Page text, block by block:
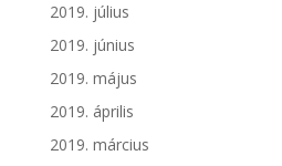
2019. július
2019. június
2019. május
2019. április
2019. március